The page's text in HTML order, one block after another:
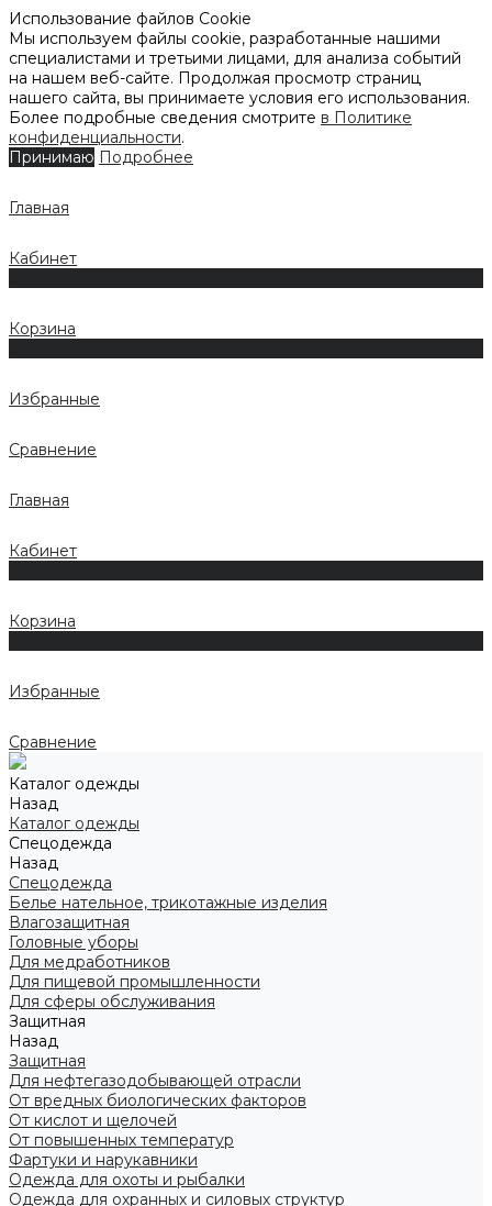
Использование файлов Cookie
Мы используем файлы cookie, разработанные нашими
специалистами и третьими лицами, для анализа событий
на нашем веб-сайте. Продолжая просмотр страниц
нашего сайта, вы принимаете условия его использования.
Более подробные сведения смотрите в Политике
конфиденциальности.
Принимаю Подробнее
Главная
Кабинет
Корзина
Избранные
Сравнение
Главная
Кабинет
Корзина
Избранные
Сравнение
Каталог одежды
Назад
Каталог одежды
Спецодежда
Назад
Спецодежда
Белье нательное, трикотажные изделия
Влагозащитная
Головные уборы
Для медработников
Для пищевой промышленности
Для сферы обслуживания
Защитная
Назад
Защитная
Для нефтегазодобывающей отрасли
От вредных биологических факторов
От кислот и щелочей
От повышенных температур
Фартуки и нарукавники
Одежда для охоты и рыбалки
Одежда для охранных и силовых структур